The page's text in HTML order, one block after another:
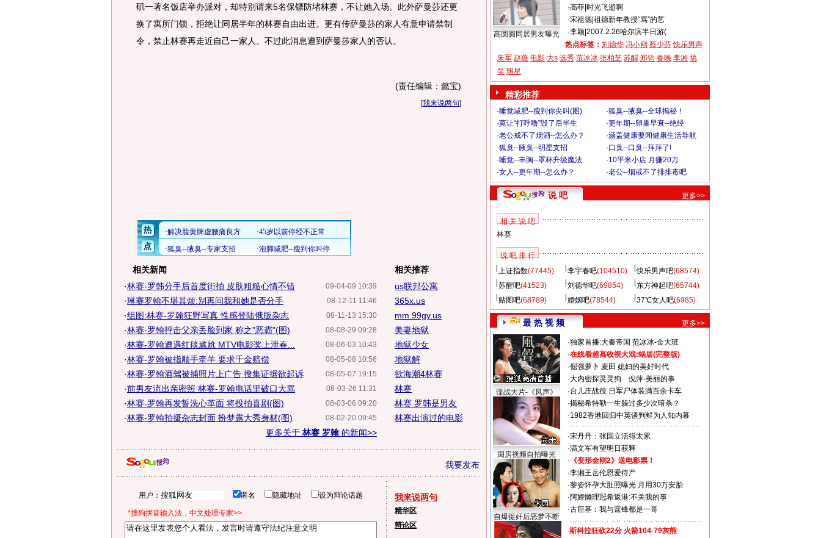
矶一著名饭店举办派对，却特别请来5名保镖防堵林赛，不让她入场。此外萨曼莎还更
换了寓所门锁，拒绝让同居半年的林赛自由出进。更有传萨曼莎的家人有意申请禁制
令，禁止林赛再走近自己一家人。不过此消息遭到萨曼莎家人的否认。
(责任编辑：懿宝)
[我来说两句]
相关新闻
09-04-09 10:39
·林赛-罗韩分手后首度街拍 皮肤粗糙心情不错
08-12-11 11:46
·琳赛罗翰不堪其烦:别再问我和她是否分手
08-11-13 15:30
·组图:林赛-罗翰狂野写真 性感登陆俄版杂志
08-08-29 09:28
·林赛-罗翰抨击父亲丢脸到家 称之"恶霸"(图)
08-06-03 10:43
·林赛-罗翰遭遇红毯尴尬 MTV电影奖上泄春...
08-05-08 10:56
·林赛-罗翰被指顺手牵羊 要求千金赔偿
08-05-07 19:15
·林赛-罗翰酒驾被捕照片上广告 搜集证据欲起诉
08-03-26 11:31
·前男友流出亲密照 林赛-罗翰电话里破口大骂
08-03-06 09:20
·林赛-罗翰再发誓洗心革面 将投拍喜剧(图)
08-02-20 09:45
·林赛-罗翰拍摄杂志封面 扮梦露大秀身材(图)
更多关于 林赛 罗翰 的新闻>>
相关推荐
us联邦公寓
365x.us
mm.99gy.us
美妻地狱
地狱少女
地狱解
欲海潮4林赛
林赛
林赛 罗韩是男友
林赛出演过的电影
我要发布
用户： 匿名 隐藏地址 设为辩论话题
*搜狗拼音输入法，中文处理专家>>
我来说两句
精华区
辩论区
高圆圆同居男友曝光
·高菲| 时光飞逝啊
·宋祖德| 祖德新年教授“骂”的艺
·李颖| 2007.2.26哈尔滨半日游(
热点标签： 刘德华 冯小刚 蔡少芬 快乐男声
朱军 赵薇 电影 大s 选秀 范冰冰 张柏芝 苏醒 郑钧 春晚 李湘 搞
笑 明星
精彩推荐
·睡觉减肥--瘦到你尖叫(图) ·狐臭--腋臭--全球揭秘！
·莫让“打呼噜”毁了后半生 ·更年期--卵巢早衰--绝经
·老公戒不了烟酒--怎么办？ ·涵盖健康要闻健康生活导航
·狐臭--腋臭--明星支招 ·口臭--口臭--拜拜了!
·睡觉--丰胸--罩杯升级魔法 ·10平米小店 月赚20万
·女人--更年期--怎么办？ ·老公--烟戒不了排排毒吧
说 吧 更多>>
相 关 说 吧
林赛
说 吧 排 行
上证指数(77445) 李宇春吧(104510) 快乐男声吧(68574)
苏醒吧(41523) 刘德华吧(69854) 东方神起吧(65744)
贴图吧(68789) 婚姻吧(78544) 37℃女人吧(6985)
最 热 视 频 更多>>
谍战大片-《风声》
闺房视频自拍曝光
自爆捉奸后恶梦不断
·独家首播:大秦帝国 范冰冰-金大班
·在线看超高收视大戏:蜗居(完整版)
·倔强萝卜 麦田 媳妇的美好时代
·大内密探灵灵狗
倪萍-美丽的事
·台儿庄战役 日军尸体装满百余卡车
·揭秘希特勒一生躲过多少次暗杀？
·1982香港回归中英谈判鲜为人知内幕
·宋丹丹：张国立活得太累
·满文军有望明日获释
· 《变形金刚2》送电影票！
·李湘王岳伦恩爱待产
·黎姿怀孕大肚照曝光 月用30万安胎
·阿娇懒理冠希返港:不关我的事
·古巨基：我与霆锋都是一哥
·斯科拉狂砍22分 火箭104-79灰熊